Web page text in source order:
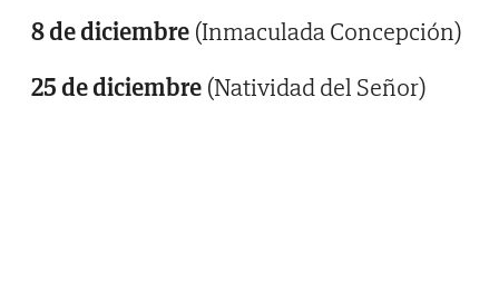
8 de diciembre (Inmaculada Concepción)
25 de diciembre (Natividad del Señor)